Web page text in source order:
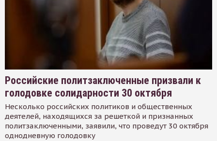
Российские политзаключенные призвали к
голодовке солидарности 30 октября
Несколько российских политиков и общественных
деятелей, находящихся за решеткой и признанных
политзаключенными, заявили, что проведут 30 октября
однодневную голодовку